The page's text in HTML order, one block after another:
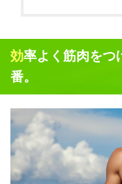
効率よく筋肉をつけるには、ベンチプレスが一
番。